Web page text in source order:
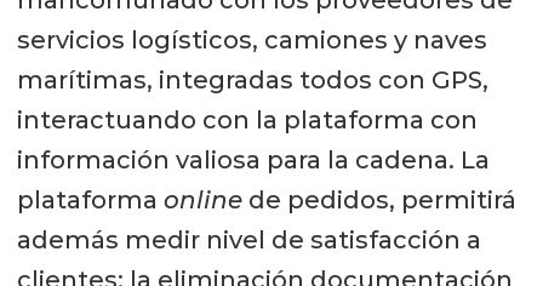
servicios logísticos, camiones y naves
marítimas, integradas todos con GPS,
interactuando con la plataforma con
información valiosa para la cadena. La
plataforma onlinede pedidos, permitirá
además medir nivel de satisfacción a
clientes; la eliminación documentación